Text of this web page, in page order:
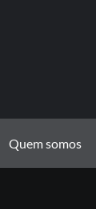
Quem somos